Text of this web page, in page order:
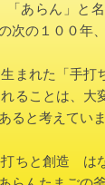
あらん」と
次の１００年
生まれた「
ることは、大
と考えていま
ちと創造